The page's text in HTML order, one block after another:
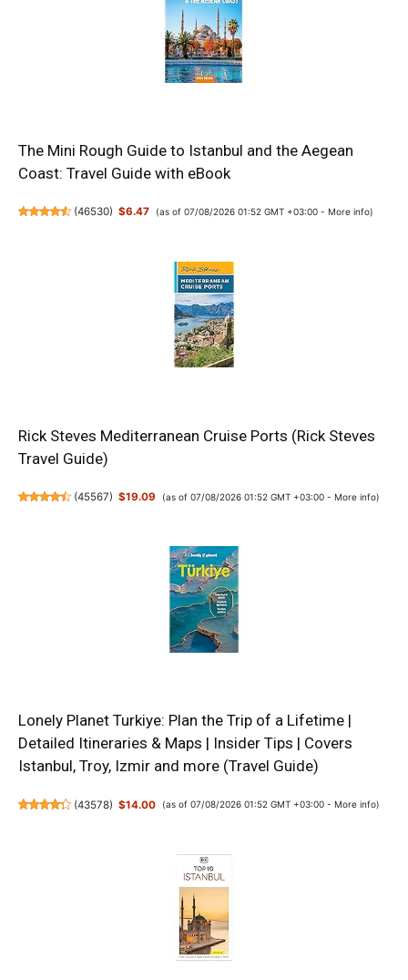
The Mini Rough Guide to Istanbul and the Aegean
Coast: Travel Guide with eBook
(46530) $6.47 (as of 07/08/2026 01:52 GMT +03:00 - More info)
Rick Steves Mediterranean Cruise Ports (Rick Steves
Travel Guide)
(45567) $19.09 (as of 07/08/2026 01:52 GMT +03:00 - More info)
Lonely Planet Turkiye: Plan the Trip of a Lifetime |
Detailed Itineraries & Maps | Insider Tips | Covers
Istanbul, Troy, Izmir and more (Travel Guide)
(43578) $14.00 (as of 07/08/2026 01:52 GMT +03:00 - More info)